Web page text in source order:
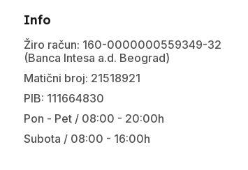
Info
Žiro račun: 160-0000000559349-32
(Banca Intesa a.d. Beograd)
Matični broj: 21518921
PIB: 111664830
Pon - Pet / 08:00 - 20:00h
Subota / 08:00 - 16:00h